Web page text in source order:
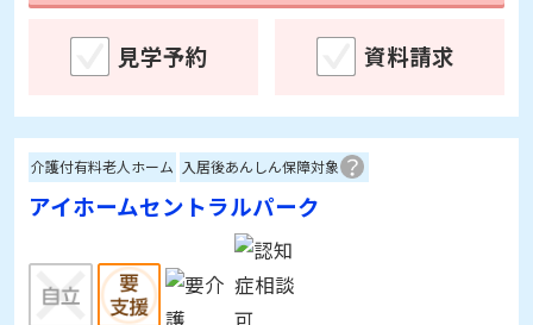
見学予約 資料請求
介護付有料老人ホーム 入居後あんしん保障対象
アイホームセントラルパーク